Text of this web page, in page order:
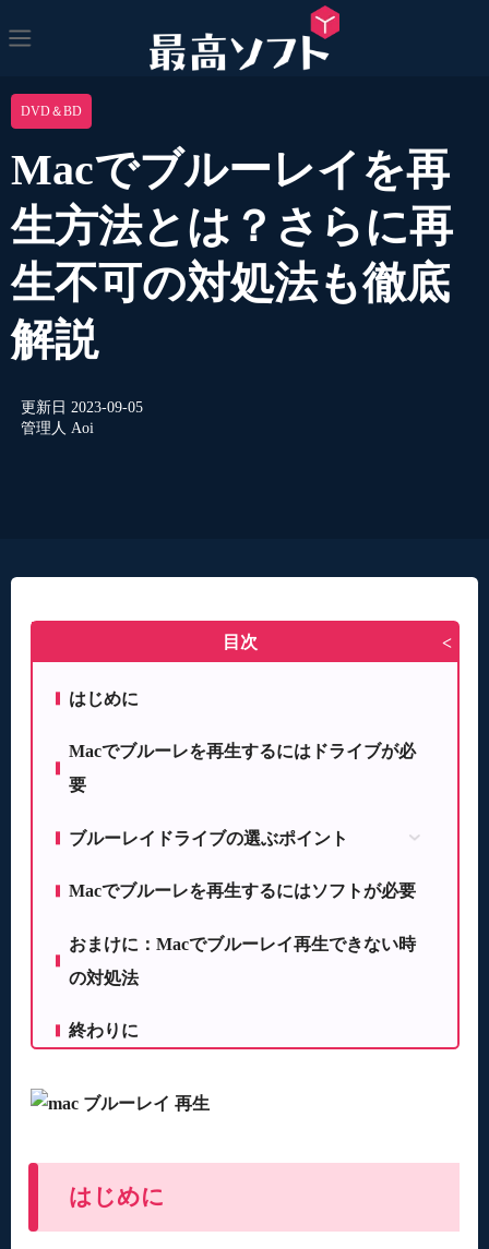
DVD＆BD
Macでブルーレイを再
生方法とは？さらに再
生不可の対処法も徹底
解説
更新日 2023-09-05
管理人 Aoi
目次 >
はじめに
Macでブルーレを再生するにはドライブが必
要
ブルーレイドライブの選ぶポイント
接続するUSBの規格で選ぶ方法
書き込み速度で選ぶ方法
対応しているブルーレイディスクの種類で選ぶ
Macでブルーレを再生するにはソフトが必要
おまけに：Macでブルーレイ再生できない時
の対処法
終わりに
はじめに